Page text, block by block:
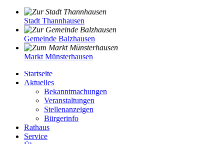
Stadt Thannhausen
Gemeinde Balzhausen
Markt Münsterhausen
Startseite
Aktuelles
Bekanntmachungen
Veranstaltungen
Stellenanzeigen
Bürgerinfo
Rathaus
Service